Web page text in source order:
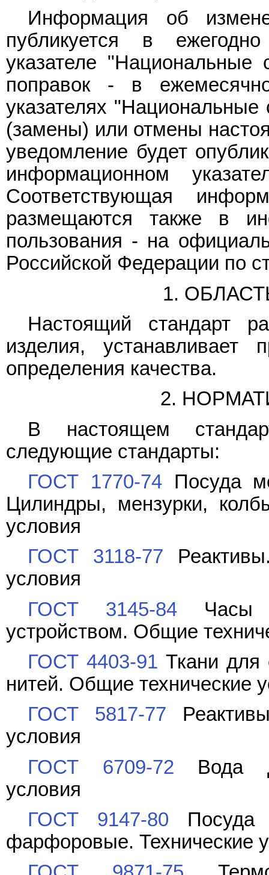
Информация об
публикуется в
указателе "Национальные
поправок - в
указателях
(замены) или отмены
уведомление будет
информационном
Соответствующая
размещаются также в
пользования - на
Российской Федерации по
1.
Настоящий стандарт
изделия,
определения качества.
2.
В настоящем
следующие стандарты:
ГОСТ 1770-74Посуда
Цилиндры, мензурки,
условия
ГОСТ 3118-77
условия
ГОСТ 3145-84 Часы
устройством. Общие
ГОСТ 4403-91 Ткани для
нитей. Общие технические
ГОСТ 5817-77
условия
ГОСТ 6709-72 Вода
условия
ГОСТ 9147-80 Посуда
фарфоровые. Технические